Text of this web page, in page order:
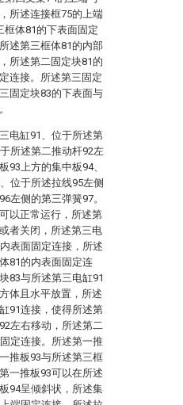
所述连接框75的上端
框体81的下表面固定
述第三框体81的内部
所述第二固定块81的
连接。所述第三固定
固定块83的下表面与
电缸91、位于所述第
所述第二推动杆92左
93上方的集中板94、
位于所述拉线95左侧
左侧的第三弹簧97。
以正常运行，所述第
者关闭，所述第三电
表面固定连接，所述
81的内表面固定连
83与所述第三电缸91
体且水平放置，所述
91连接，使得所述第
左右移动，所述第二
定连接。所述第一推
推板93与所述第三框
一推板93可以在所述
94呈倾斜状，所述集